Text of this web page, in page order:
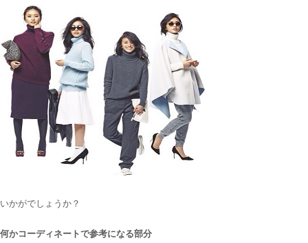
いかがでしょうか？
何かコーディネートで参考になる部分